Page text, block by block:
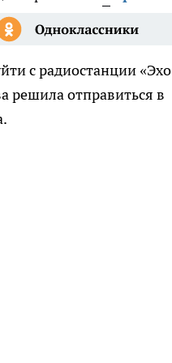
с радиостанции «Эхо
решила отправиться в